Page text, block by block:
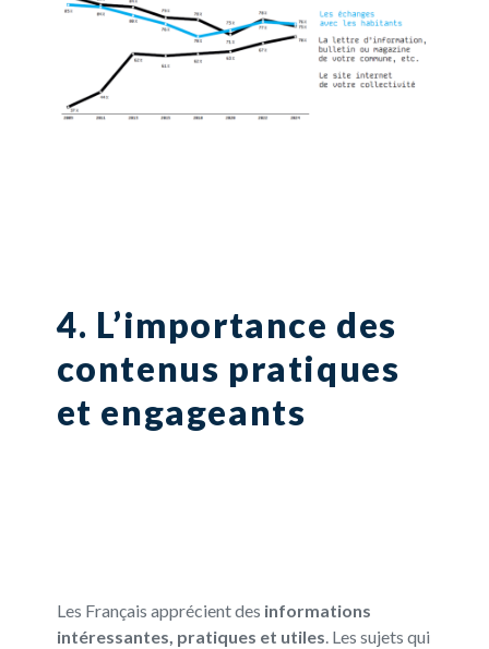
4. L’importance des
contenus pratiques
et engageants
Les Français apprécient des informations
intéressantes, pratiques et utiles. Les sujets qui